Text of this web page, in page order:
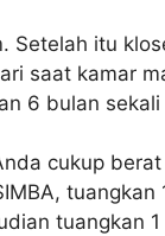
Setelah itu
saat kamar
6 bulan sekali
cukup berat
tuangkan